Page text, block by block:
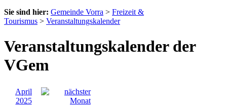
Sie sind hier: Gemeinde Vorra > Freizeit &
Tourismus > Veranstaltungskalender
Veranstaltungskalender der
VGem
April
2025